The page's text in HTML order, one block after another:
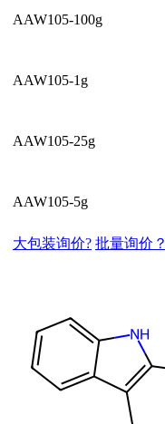
AAW105-100g
AAW105-1g
AAW105-25g
AAW105-5g
大包装询价? 批量询价？